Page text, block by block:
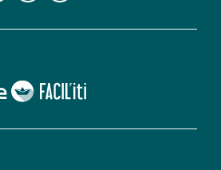
lien vers Faciliti